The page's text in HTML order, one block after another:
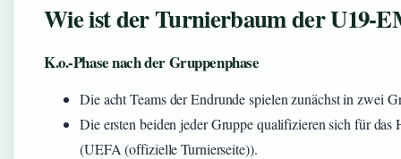
Wie ist der Turnierbaum der U19-
K.o.-Phase nach der Gruppenphase
Die acht Teams der Endrunde spielen zunächst in zwei
Die ersten beiden jeder Gruppe qualifizieren sich für
(UEFA (offizielle Turnierseite)).